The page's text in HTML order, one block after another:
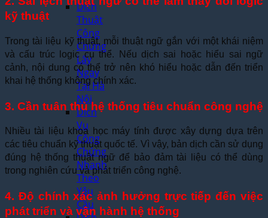
Dịch
Thuật
Công
Chứng
Lấy
Ngay
Tại Hà
Nội
Dịch
Vụ
Công
Chứng
Nhanh
Theo
Yêu
Cầu
kỹ thuật
Trong tài liệu kỹ thuật, mỗi thuật ngữ gắn với một khái niệm
và cấu trúc logic cụ thể. Nếu dịch sai hoặc hiểu sai ngữ
cảnh, nội dung có thể trở nên khó hiểu hoặc dẫn đến triển
khai hệ thống không chính xác.
3. Cần tuân thủ hệ thống tiêu chuẩn công nghệ
Nhiều tài liệu khoa học máy tính được xây dựng dựa trên
các tiêu chuẩn kỹ thuật quốc tế. Vì vậy, bản dịch cần sử dụng
đúng hệ thống thuật ngữ để bảo đảm tài liệu có thể dùng
trong nghiên cứu và phát triển công nghệ.
4. Độ chính xác ảnh hưởng trực tiếp đến việc
phát triển và vận hành hệ thống